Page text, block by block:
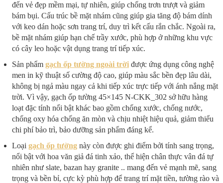
đến vẻ đẹp mềm mại, tự nhiên, giúp chống trơn trượt và giảm
bám bụi. Cấu trúc bề mặt nhám cũng giúp gia tăng độ bám dính
với keo dán hoặc sơn trang trí, duy trì kết cấu rắn chắc. Ngoài ra,
bề mặt nhám giúp hạn chế trầy xước, phù hợp ở những khu vực
có cây leo hoặc vật dụng trang trí tiếp xúc.
Sản phẩm gạch ốp tường ngoài trời được ứng dụng công nghệ
men in kỹ thuật số cường độ cao, giúp màu sắc bền đẹp lâu dài,
không bị ngả màu ngay cả khi tiếp xúc trực tiếp với ánh nắng mặt
trời. Vì vậy, gạch ốp tường 45×145 N-CKK_302 sở hữu hàng
loạt đặc tính nổi bật khác bao gồm chống xước, chống nước,
chống oxy hóa chống ăn mòn và chịu nhiệt hiệu quả, giảm thiểu
chi phí bảo trì, bảo dưỡng sản phẩm đáng kể.
Loại gạch ốp tường này còn được ghi điểm bởi tính sang trọng,
nổi bật với hoa văn giả đá tinh xảo, thể hiện chân thực vân đá tự
nhiên như slate, bazan hay granite .. mang đến vẻ mạnh mẽ, sang
trọng và bền bỉ, cực kỳ phù hợp để trang trí mặt tiền, tường rào và